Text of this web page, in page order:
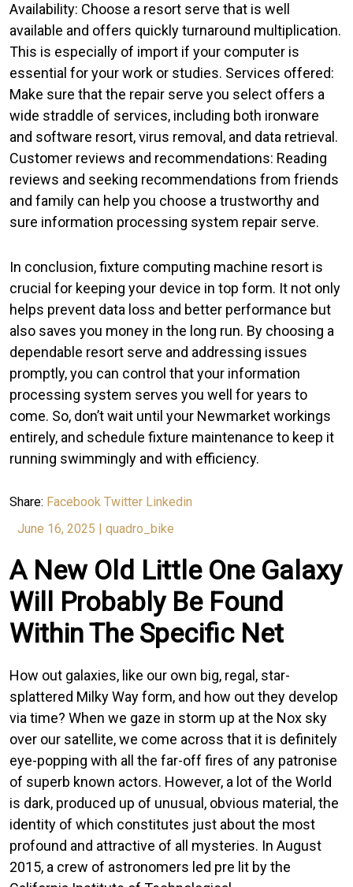
Availability: Choose a resort serve that is well
available and offers quickly turnaround multiplication.
This is especially of import if your computer is
essential for your work or studies. Services offered:
Make sure that the repair serve you select offers a
wide straddle of services, including both ironware
and software resort, virus removal, and data retrieval.
Customer reviews and recommendations: Reading
reviews and seeking recommendations from friends
and family can help you choose a trustworthy and
sure information processing system repair serve.
In conclusion, fixture computing machine resort is
crucial for keeping your device in top form. It not only
helps prevent data loss and better performance but
also saves you money in the long run. By choosing a
dependable resort serve and addressing issues
promptly, you can control that your information
processing system serves you well for years to
come. So, don’t wait until your Newmarket workings
entirely, and schedule fixture maintenance to keep it
running swimmingly and with efficiency.
Share: Facebook Twitter Linkedin
June 16, 2025 | quadro_bike
A New Old Little One Galaxy
Will Probably Be Found
Within The Specific Net
How out galaxies, like our own big, regal, star-
splattered Milky Way form, and how out they develop
via time? When we gaze in storm up at the Nox sky
over our satellite, we come across that it is definitely
eye-popping with all the far-off fires of any patronise
of superb known actors. However, a lot of the World
is dark, produced up of unusual, obvious material, the
identity of which constitutes just about the most
profound and attractive of all mysteries. In August
2015, a crew of astronomers led pre lit by the